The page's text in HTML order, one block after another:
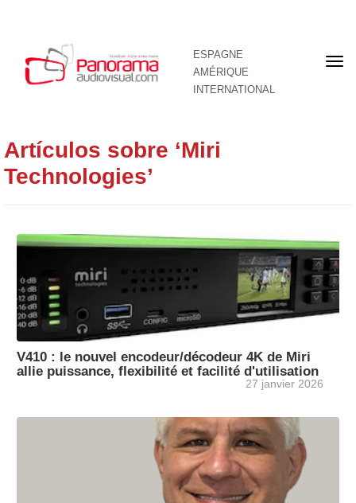
ESPAGNE
AMÉRIQUE
INTERNATIONAL
Artículos sobre ‘Miri
Technologies’
V410 : le nouvel encodeur/décodeur 4K de Miri
allie puissance, flexibilité et facilité d'utilisation
27 janvier 2026